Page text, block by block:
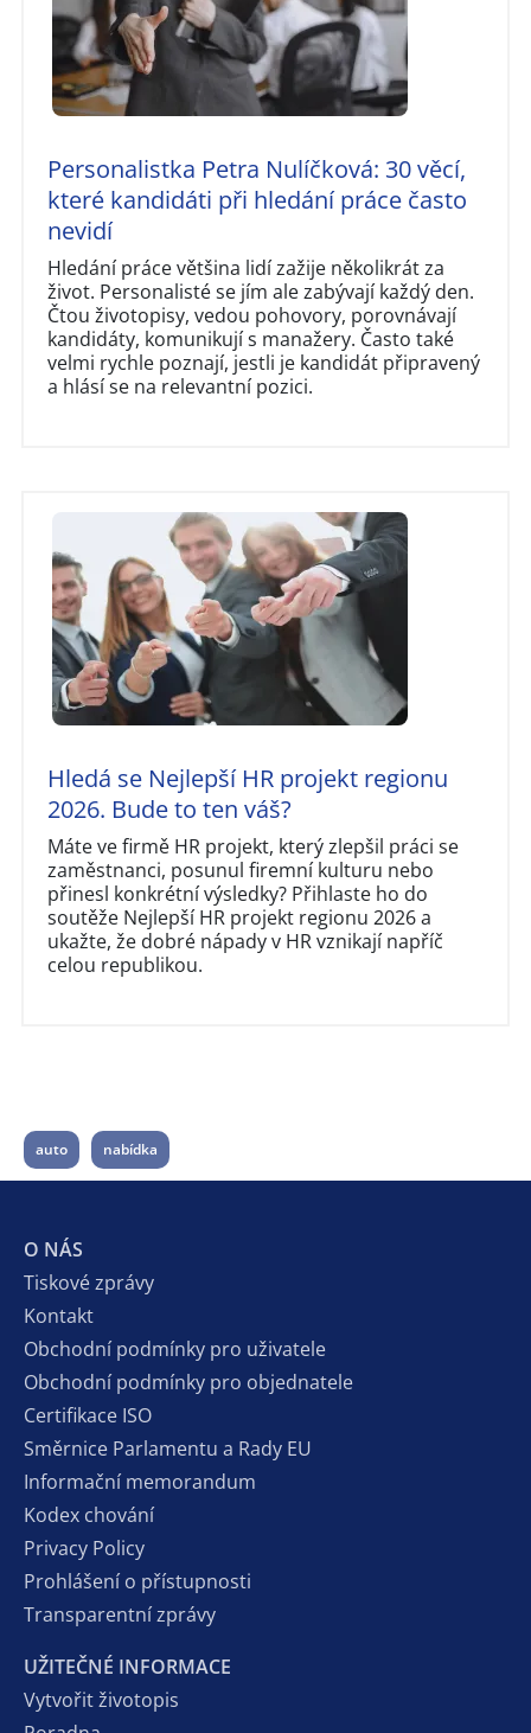
Personalistka Petra Nulíčková: 30 věcí,
které kandidáti při hledání práce často
nevidí
Hledání práce většina lidí zažije několikrát za
život. Personalisté se jím ale zabývají každý den.
Čtou životopisy, vedou pohovory, porovnávají
kandidáty, komunikují s manažery. Často také
velmi rychle poznají, jestli je kandidát připravený
a hlásí se na relevantní pozici.
Hledá se Nejlepší HR projekt regionu
2026. Bude to ten váš?
Máte ve firmě HR projekt, který zlepšil práci se
zaměstnanci, posunul firemní kulturu nebo
přinesl konkrétní výsledky? Přihlaste ho do
soutěže Nejlepší HR projekt regionu 2026 a
ukažte, že dobré nápady v HR vznikají napříč
celou republikou.
auto nabídka
O NÁS
Tiskové zprávy
Kontakt
Obchodní podmínky pro uživatele
Obchodní podmínky pro objednatele
Certifikace ISO
Směrnice Parlamentu a Rady EU
Informační memorandum
Kodex chování
Privacy Policy
Prohlášení o přístupnosti
Transparentní zprávy
UŽITEČNÉ INFORMACE
Vytvořit životopis